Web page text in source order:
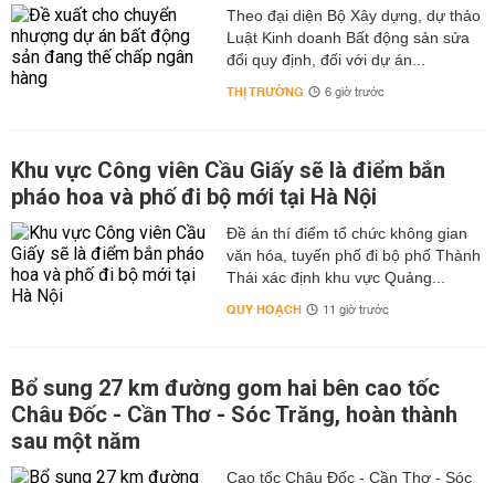
Theo đại diện Bộ Xây dựng, dự thảo
Luật Kinh doanh Bất động sản sửa
đổi quy định, đối với dự án...
THỊ TRƯỜNG 6 giờ trước
Khu vực Công viên Cầu Giấy sẽ là điểm bắn
pháo hoa và phố đi bộ mới tại Hà Nội
Đề án thí điểm tổ chức không gian
văn hóa, tuyến phố đi bộ phố Thành
Thái xác định khu vực Quảng...
QUY HOẠCH 11 giờ trước
Bổ sung 27 km đường gom hai bên cao tốc
Châu Đốc - Cần Thơ - Sóc Trăng, hoàn thành
sau một năm
Cao tốc Châu Đốc - Cần Thơ - Sóc